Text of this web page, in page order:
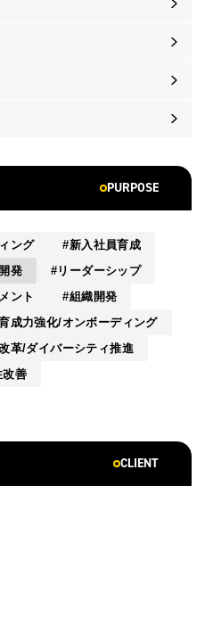
PURPOSE
ング
新入社員育成
発
リーダーシップ
ント
組織開発
成力強化/オンボーディング
革/ダイバーシティ推進
改善
CLIENT